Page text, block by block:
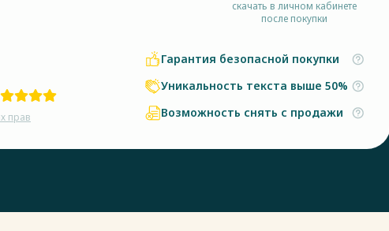
скачать в личном кабинете
после покупки
прав
Гарантия безопасной покупки
Уникальность текста выше 50%
Возможность снять с продажи